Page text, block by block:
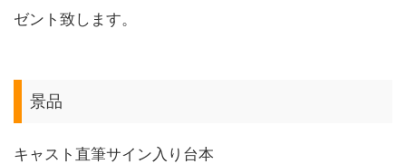
ゼント致します。
景品
キャスト直筆サイン入り台本